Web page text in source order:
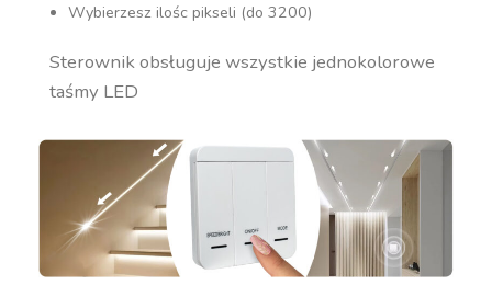
Wybierzesz ilośc pikseli (do 3200)
Sterownik obsługuje wszystkie jednokolorowe
taśmy LED